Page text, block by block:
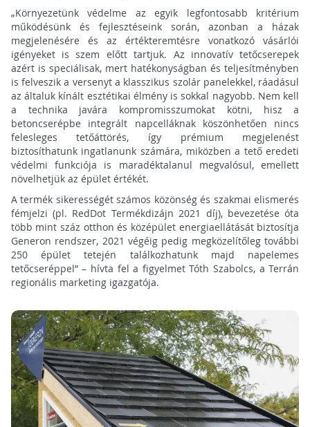
„Környezetünk védelme az egyik legfontosabb kritérium
működésünk és fejlesztéseink során, azonban a házak
megjelenésére és az értékteremtésre vonatkozó vásárlói
igényeket is szem előtt tartjuk. Az innovatív tetőcserepek
azért is speciálisak, mert hatékonyságban és teljesítményben
is felveszik a versenyt a klasszikus szolár panelekkel, ráadásul
az általuk kínált esztétikai élmény is sokkal nagyobb. Nem kell
a technika javára kompromisszumokat kötni, hisz a
betoncserépbe integrált napcelláknak köszönhetően nincs
felesleges tetőáttörés, így prémium megjelenést
biztosíthatunk ingatlanunk számára, miközben a tető eredeti
védelmi funkciója is maradéktalanul megvalósul, emellett
növelhetjük az épület értékét.
A termék sikerességét számos közönség és szakmai elismerés
fémjelzi (pl. RedDot Termékdizájn 2021 díj), bevezetése óta
több mint száz otthon és középület energiaellátását biztosítja
Generon rendszer, 2021 végéig pedig megközelítőleg további
250 épület tetején találkozhatunk majd napelemes
tetőcseréppel” – hívta fel a figyelmet Tóth Szabolcs, a Terrán
regionális marketing igazgatója.